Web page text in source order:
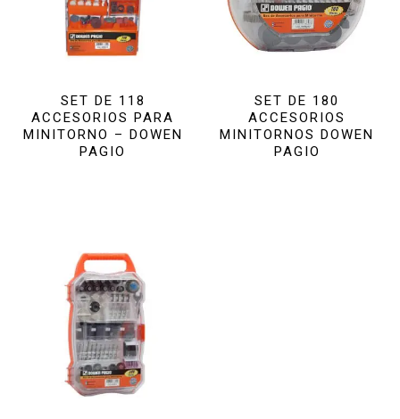
SET DE 118
ACCESORIOS PARA
MINITORNO – DOWEN
PAGIO
SET DE 180
ACCESORIOS
MINITORNOS DOWEN
PAGIO